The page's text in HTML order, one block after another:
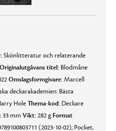
Skönlitteratur och relaterande
Originalutgåvans titel: Blodmåne
Omslagsformgivare:Marcell
deckarakademien: Bästa
HoleThema-kod: Deckare
33 mmVikt:282 g Format
(2023-10-02); Pocket,